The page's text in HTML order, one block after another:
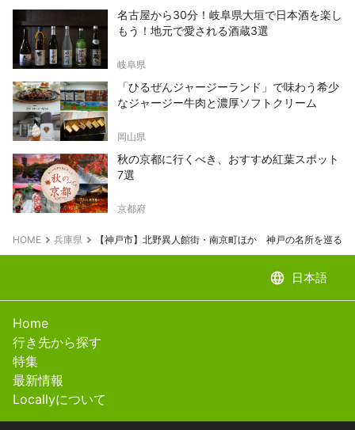
名古屋から30分！岐阜県大垣で日本酒を楽し
もう！地元で愛される酒蔵3選
岐阜県
「ひるぜんジャージーランド」で味わう希少
なジャージー牛肉と濃厚ソフトクリーム
岡山県
秋の京都に行くべき、おすすめ紅葉スポット
7選
京都府
HOME 兵庫県 【神戸市】北野異人館街・南京町ほか 神戸の名所を巡る
language 日本語
Home
行き先から探す
特集
最新情報
Locallyについて